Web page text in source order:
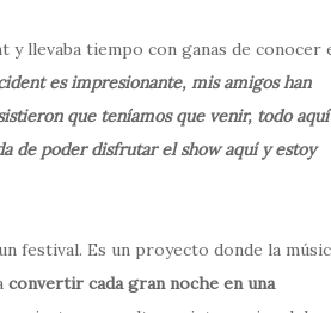
llevaba tiempo con ganas de conocer
es impresionante, mis amigos han
que teníamos que venir, todo aquí
de poder disfrutar el show aquí y estoy
festival. Es un proyecto donde la
convertir cada gran noche en una